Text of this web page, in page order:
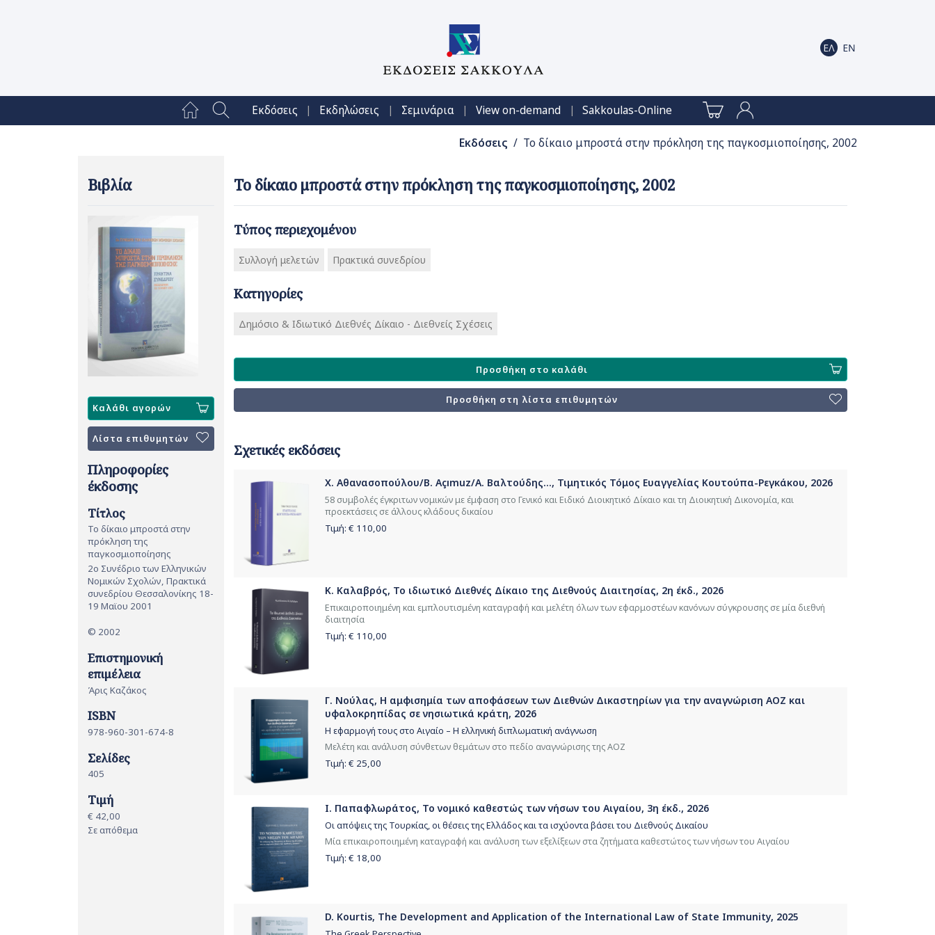
Εκδόσεις | Εκδηλώσεις | Σεμινάρια | View on-demand | Sakkoulas-Online
Εκδόσεις / Το δίκαιο μπροστά στην πρόκληση της παγκοσμιοποίησης, 2002
Βιβλία
Καλάθι αγορών
Λίστα επιθυμητών
Πληροφορίες
έκδοσης
Τίτλος
Το δίκαιο μπροστά στην
πρόκληση της
παγκοσμιοποίησης
2ο Συνέδριο των Ελληνικών
Νομικών Σχολών, Πρακτικά
συνεδρίου Θεσσαλονίκης 18-
19 Μαϊου 2001
© 2002
Επιστημονική
επιμέλεια
Άρις Καζάκος
ISBN
978-960-301-674-8
Σελίδες
405
Τιμή
€ 42,00
Σε απόθεμα
Το δίκαιο μπροστά στην πρόκληση της παγκοσμιοποίησης, 2002
Τύπος περιεχομένου
Συλλογή μελετών Πρακτικά συνεδρίου
Κατηγορίες
Δημόσιο & Ιδιωτικό Διεθνές Δίκαιο - Διεθνείς Σχέσεις
Προσθήκη στο καλάθι
Προσθήκη στη λίστα επιθυμητών
Σχετικές εκδόσεις
Χ. Αθανασοπούλου/B. Açımuz/Α. Βαλτούδης..., Τιμητικός Τόμος Ευαγγελίας Κουτούπα-Ρεγκάκου, 2026
58 συμβολές έγκριτων νομικών με έμφαση στο Γενικό και Ειδικό Διοικητικό Δίκαιο και τη Διοικητική Δικονομία, και
προεκτάσεις σε άλλους κλάδους δικαίου
Τιμή: € 110,00
Κ. Καλαβρός, Το ιδιωτικό Διεθνές Δίκαιο της Διεθνούς Διαιτησίας, 2η έκδ., 2026
Επικαιροποιημένη και εμπλουτισμένη καταγραφή και μελέτη όλων των εφαρμοστέων κανόνων σύγκρουσης σε μία διεθνή
διαιτησία
Τιμή: € 110,00
Γ. Νούλας, Η αμφισημία των αποφάσεων των Διεθνών Δικαστηρίων για την αναγνώριση ΑΟΖ και
υφαλοκρηπίδας σε νησιωτικά κράτη, 2026
Η εφαρμογή τους στο Αιγαίο – Η ελληνική διπλωματική ανάγνωση
Μελέτη και ανάλυση σύνθετων θεμάτων στο πεδίο αναγνώρισης της ΑΟΖ
Τιμή: € 25,00
Ι. Παπαφλωράτος, Το νομικό καθεστώς των νήσων του Αιγαίου, 3η έκδ., 2026
Οι απόψεις της Τουρκίας, οι θέσεις της Ελλάδος και τα ισχύοντα βάσει του Διεθνούς Δικαίου
Μία επικαιροποιημένη καταγραφή και ανάλυση των εξελίξεων στα ζητήματα καθεστώτος των νήσων του Αιγαίου
Τιμή: € 18,00
D. Kourtis, The Development and Application of the International Law of State Immunity, 2025